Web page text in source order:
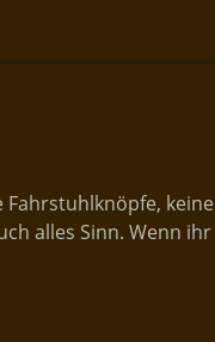
Fahrstuhlknöpfe, keine
alles Sinn. Wenn ihr